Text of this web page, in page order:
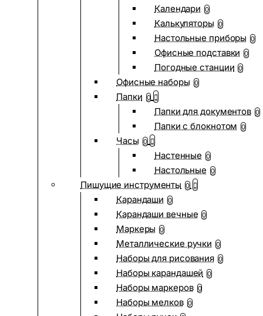
Календари 0
Калькуляторы 0
Настольные приборы 0
Офисные подставки 0
Погодные станции 0
Офисные наборы 0
Папки 0
Папки для документов 0
Папки с блокнотом 0
Часы 0
Настенные 0
Настольные 0
Пишущие инструменты 0
Карандаши 0
Карандаши вечные 0
Маркеры 0
Металлические ручки 0
Наборы для рисования 0
Наборы карандашей 0
Наборы маркеров 0
Наборы мелков 0